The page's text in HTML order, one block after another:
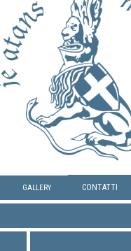
GALLERY CONTATTI